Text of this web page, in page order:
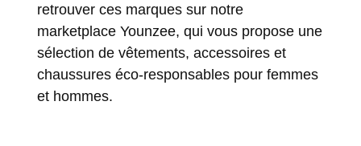
retrouver ces marques sur notre
marketplace Younzee, qui vous propose une
sélection de vêtements, accessoires et
chaussures éco-responsables pour femmes
et hommes.